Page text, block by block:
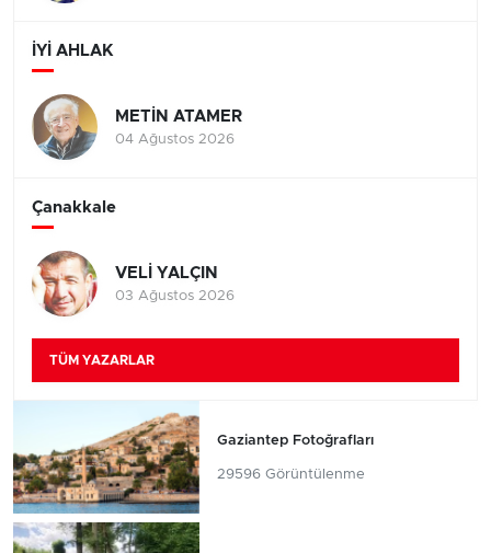
İYİ AHLAK
METİN ATAMER
04 Ağustos 2026
Çanakkale
VELİ YALÇIN
03 Ağustos 2026
TÜM YAZARLAR
Gaziantep Fotoğrafları
29596 Görüntülenme